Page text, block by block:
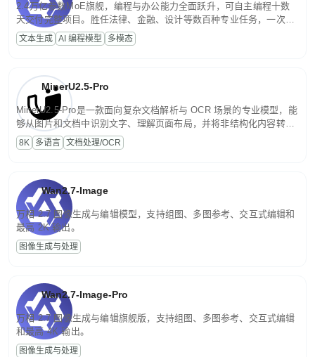
2.4万亿参数MoE旗舰，编程与办公能力全面跃升，可自主编程十数
天交付完整项目。胜任法律、金融、设计等数百种专业任务，一次对
话端到端交付生产级成果。原生视觉理解贯穿规划、执行与验证全流
程，支持超长文档与长视频的深度语义解析。长程任务中自主规划与
文本生成 AI 编程模型 多模态
MinerU2.5-Pro
MinerU2.5-Pro是一款面向复杂文档解析与 OCR 场景的专业模型，能
够从图片和文档中识别文字、理解页面布局，并将非结构化内容转换
为便于存储、检索和二次处理的结构化结果。
8K 多语言 文档处理/OCR
Wan2.7-Image
万相 2.7 图像生成与编辑模型，支持组图、多图参考、交互式编辑和
最高 2K 输出。
图像生成与处理
Wan2.7-Image-Pro
万相 2.7 图像生成与编辑旗舰版，支持组图、多图参考、交互式编辑
和最高 4K 输出。
图像生成与处理